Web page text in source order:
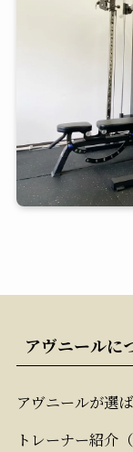
アヴニールに
アヴニールが選
トレーナー紹介（